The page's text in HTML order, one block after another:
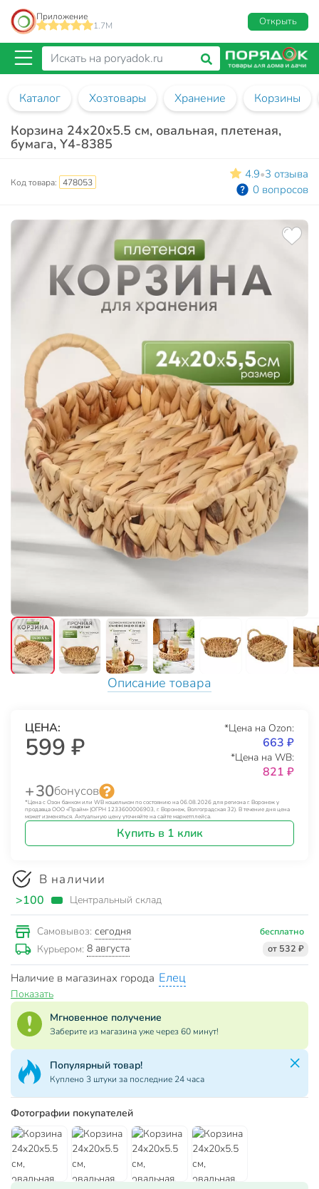
Приложение
1.7M
Открыть
Каталог Хозтовары Хранение Корзины
Корзина 24х20х5.5 см, овальная, плетеная,
бумага, Y4-8385
Код товара: 478053
4.9•3 отзыва
0 вопросов
Описание товара
ЦЕНА:
599 ₽
*Цена на Ozon:
663 ₽
*Цена на WB:
821 ₽
+ 30бонусов
*Цена с Озон банком или WB кошельком по состоянию на 06.08.2026 для региона г. Воронеж у
продавца ООО «Прайм» (ОГРН 1233600006903, г. Воронеж, Волгоградская 32). В течение дня цена
может изменяться. Актуальную цену уточняйте на сайте маркетплейса.
Купить в 1 клик
В наличии
>100 Центральный склад
Самовывоз: сегодня бесплатно
Курьером: 8 августа от 532 ₽
Наличие в магазинах города Елец
Показать
Мгновенное получение
Заберите из магазина уже через 60 минут!
Популярный товар!
Куплено 3 штуки за последние 24 часа
Фотографии покупателей